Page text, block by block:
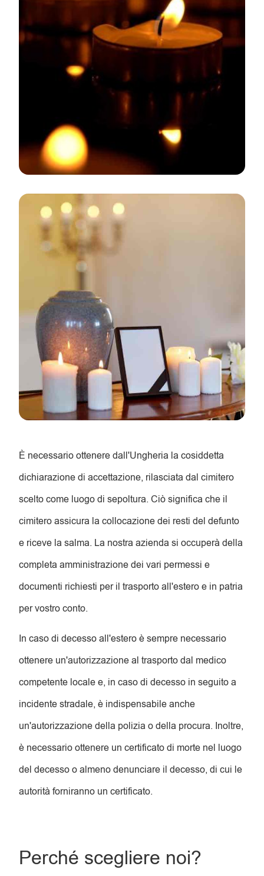
È necessario ottenere dall'Ungheria la cosiddetta
dichiarazione di accettazione, rilasciata dal cimitero
scelto come luogo di sepoltura. Ciò significa che il
cimitero assicura la collocazione dei resti del defunto
e riceve la salma. La nostra azienda si occuperà della
completa amministrazione dei vari permessi e
documenti richiesti per il trasporto all'estero e in patria
per vostro conto.
In caso di decesso all'estero è sempre necessario
ottenere un'autorizzazione al trasporto dal medico
competente locale e, in caso di decesso in seguito a
incidente stradale, è indispensabile anche
un'autorizzazione della polizia o della procura. Inoltre,
è necessario ottenere un certificato di morte nel luogo
del decesso o almeno denunciare il decesso, di cui le
autorità forniranno un certificato.
Perché scegliere noi?